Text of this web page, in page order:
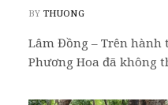
BY THUONG
Lâm Đồng – Trên hành
Phương Hoa đã không